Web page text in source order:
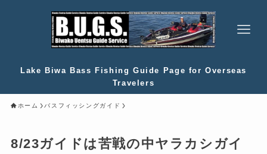
Lake Biwa Bass Fishing Guide Page for Overseas
Travelers
ホーム バスフィッシングガイド
8/23ガイドは苦戦の中ヤラカシガイ